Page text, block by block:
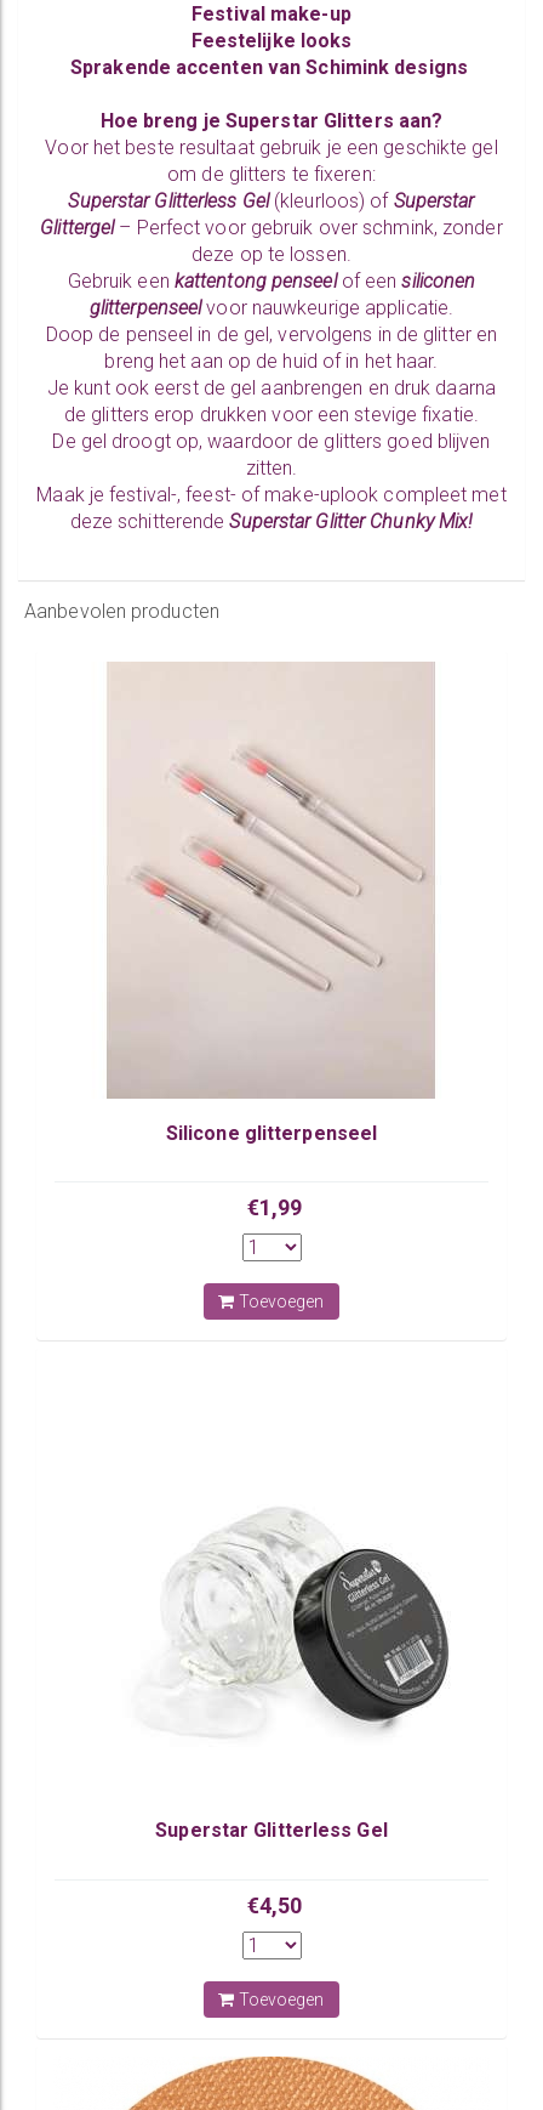
Festival make-up
Feestelijke looks
Sprakende accenten van Schimink designs
Hoe breng je Superstar Glitters aan?
Voor het beste resultaat gebruik je een geschikte gel
om de glitters te fixeren:
Superstar Glitterless Gel (kleurloos) of Superstar
Glittergel – Perfect voor gebruik over schmink, zonder
deze op te lossen.
Gebruik een kattentong penseel of eensiliconen
glitterpenseelvoor nauwkeurige applicatie.
Doop de penseel in de gel, vervolgens in de glitter en
breng het aan op de huid of in het haar.
Je kunt ook eerst de gel aanbrengen en druk daarna
de glitters erop drukken voor een stevige fixatie.
De gel droogt op, waardoor de glitters goed blijven
zitten.
Maak je festival-, feest- of make-uplook compleet met
deze schitterendeSuperstar Glitter Chunky Mix!
Aanbevolen producten
Silicone glitterpenseel
€1,99
Toevoegen
Superstar Glitterless Gel
€4,50
Toevoegen